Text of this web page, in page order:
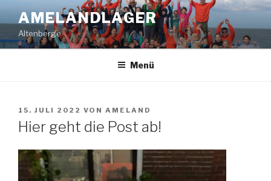
Inhalt
springen
AMELANDLAGER
Altenberge
Menü
VERÖFFENTLICHT
AM
15. JULI 2022 VON AMELAND
Hier geht die Post ab!